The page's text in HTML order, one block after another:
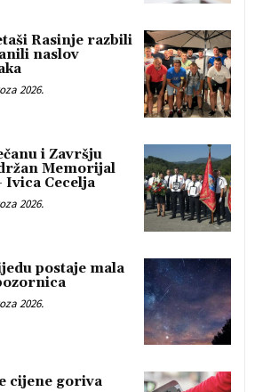
Rasinje razbili
naslov
2026.
i Završju
Memorijal
Ivica Cecelja
2026.
postaje mala
2026.
cijene goriva